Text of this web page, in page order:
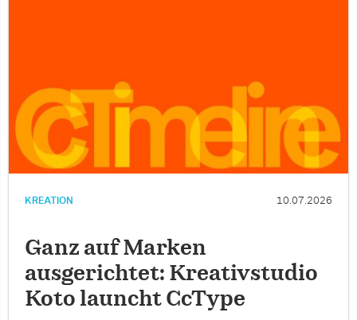
KREATION 10.07.2026
Ganz auf Marken
ausgerichtet: Kreativstudio
Koto launcht CcType